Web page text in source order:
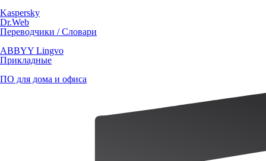
Kaspersky
Dr.Web
Переводчики / Словари
ABBYY Lingvo
Прикладные
ПО для дома и офиса